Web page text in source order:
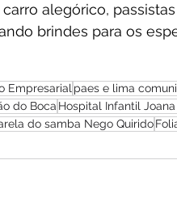
alegórico,
brindes para os
Empresarial paes e lima
do Boca Hospital Infantil
do samba Nego Quirido